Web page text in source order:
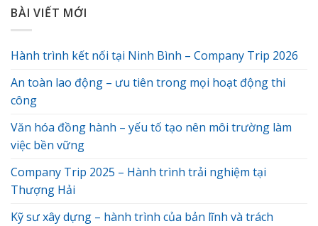
BÀI VIẾT MỚI
Hành trình kết nối tại Ninh Bình – Company Trip 2026
An toàn lao động – ưu tiên trong mọi hoạt động thi
công
Văn hóa đồng hành – yếu tố tạo nên môi trường làm
việc bền vững
Company Trip 2025 – Hành trình trải nghiệm tại
Thượng Hải
Kỹ sư xây dựng – hành trình của bản lĩnh và trách